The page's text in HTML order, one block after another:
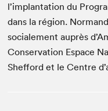
l’implantation du
dans la région.
socialement auprès
Conservation Espace
Shefford et le Centre